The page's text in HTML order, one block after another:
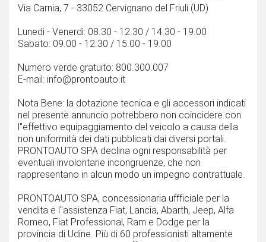
Via Carnia, 7 - 33052 Cervignano del Friuli (UD)
Lunedì - Venerdì: 08.30 - 12.30 / 14.30 - 19.00
Sabato: 09.00 - 12.30 / 15.00 - 19.00
Numero verde gratuito: 800.300.007
E-mail: info@prontoauto.it
Nota Bene: la dotazione tecnica e gli accessori indicati
nel presente annuncio potrebbero non coincidere con
l''effettivo equipaggiamento del veicolo a causa della
non uniformità dei dati pubblicati dai diversi portali.
PRONTOAUTO SPA declina ogni responsabilità per
eventuali involontarie incongruenze, che non
rappresentano in alcun modo un impegno contrattuale.
PRONTOAUTO SPA, concessionaria uffficiale per la
vendita e l''assistenza Fiat, Lancia, Abarth, Jeep, Alfa
Romeo, Fiat Professional, Ram e Dodge per la
provincia di Udine. Più di 60 professionisti altamente